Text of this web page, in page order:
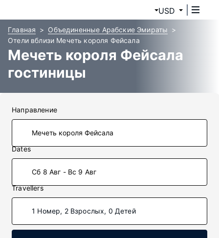
USD
Главная
Объединенные Арабские Эмираты
Отели вблизи Мечеть короля Фейсала
Мечеть короля Фейсала
гостиницы
Направление
Dates
Сб 8 Авг - Вс 9 Авг
Travellers
1 Номер, 2 Взрослых, 0 Детей